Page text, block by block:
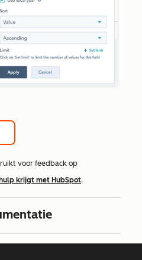
voor feedback op
krijgt met HubSpot.